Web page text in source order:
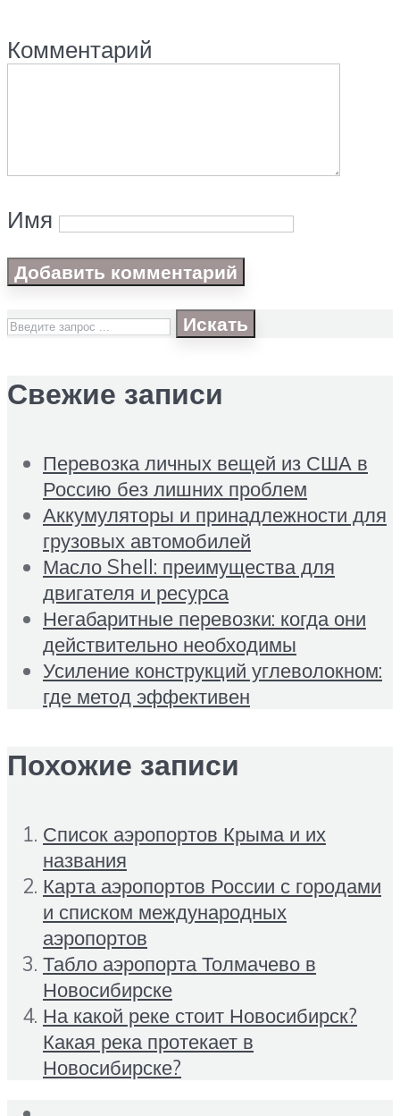
Комментарий
Имя
Искать
Свежие записи
Перевозка личных вещей из США в
Россию без лишних проблем
Аккумуляторы и принадлежности для
грузовых автомобилей
Масло Shell: преимущества для
двигателя и ресурса
Негабаритные перевозки: когда они
действительно необходимы
Усиление конструкций углеволокном:
где метод эффективен
Похожие записи
Список аэропортов Крыма и их
названия
Карта аэропортов России с городами
и списком международных
аэропортов
Табло аэропорта Толмачево в
Новосибирске
На какой реке стоит Новосибирск?
Какая река протекает в
Новосибирске?